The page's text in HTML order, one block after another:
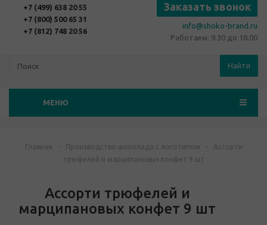
+7 (499) 638 20 55
+7 (800) 500 65 31
+7 (812) 748 20 56
Заказать звонок
info@shoko-brand.ru
Работаем: 9.30 до 18.00
Найти
МЕНЮ
Главная - Производство шоколада с логотипом -
Ассорти
трюфелей и марципановых конфет 9 шт
Ассорти трюфелей и
марципановых конфет 9 шт